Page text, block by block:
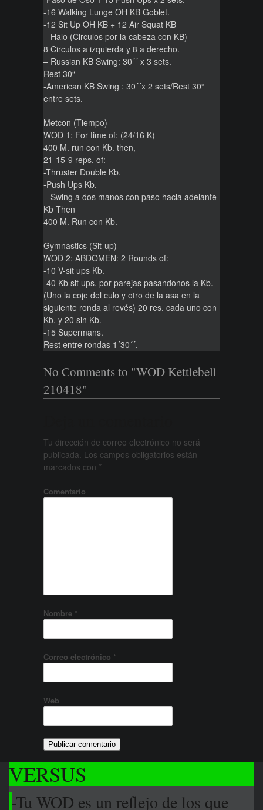
-16 Walking Lunge OH KB Goblet.
-12 Sit Up OH KB + 12 Air Squat KB
– Halo (Circulos por la cabeza con KB)
8 Circulos a izquierda y 8 a derecho.
– Russian KB Swing: 30´´ x 3 sets.
Rest 30“
-American KB Swing : 30´´x 2 sets/Rest 30“
entre sets.
Metcon (Tiempo)
WOD 1: For time of: (24/16 K)
400 M. run con Kb. then,
21-15-9 reps. of:
-Thruster Double Kb.
-Push Ups Kb.
– Swing a dos manos con paso hacia adelante
Kb Then
400 M. Run con Kb.
Gymnastics (Sit-up)
WOD 2: ABDOMEN: 2 Rounds of:
-10 V-sit ups Kb.
-40 Kb sit ups. por parejas pasandonos la Kb.
(Uno la coje del culo y otro de la asa en la
siguiente ronda al revés) 20 res. cada uno con
Kb. y 20 sin Kb.
-15 Supermans.
Rest entre rondas 1´30´´.
No Comments to "WOD Kettlebell
210418"
Tu dirección de correo electrónico no será
publicada. Los campos obligatorios están
marcados con *
Comentario
Nombre *
Correo electrónico *
Web
VERSUS
-Tu WOD es un reflejo de los que